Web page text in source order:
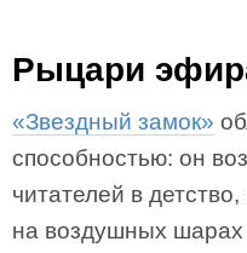
Рыцари
«Звездный замок»
способностью: он
читателей в
на воздушных шарах